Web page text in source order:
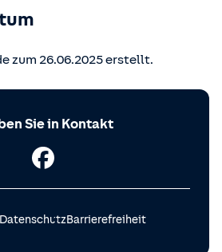
zum 26.06.2025 erstellt.
Sie in Kontakt
DatenschutzBarrierefreiheit